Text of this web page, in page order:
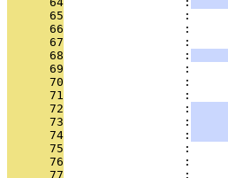
      65
:
      66
:
      67
:
      68
                 :
      69
:
      70
:
      71
:
      72
                 :
      73
                 :
      74
                 :
      75
:
      76
:
      77
: